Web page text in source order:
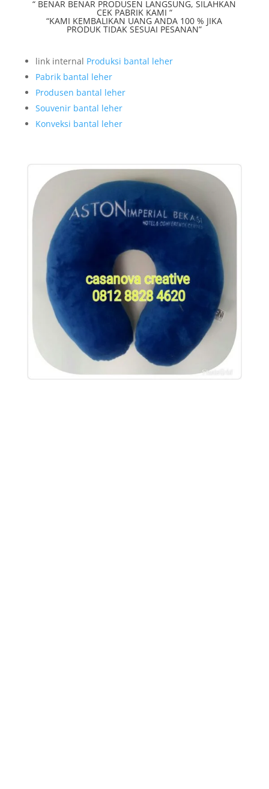
“ BENAR BENAR PRODUSEN LANGSUNG, SILAHKAN
CEK PABRIK KAMI “
“KAMI KEMBALIKAN UANG ANDA 100 % JIKA
PRODUK TIDAK SESUAI PESANAN”
link internal Produksi bantal leher
Pabrik bantal leher
Produsen bantal leher
Souvenir bantal leher
Konveksi bantal leher